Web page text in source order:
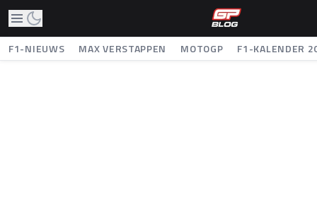
F1-NIEUWS MAX VERSTAPPEN MOTOGP F1-KALENDER